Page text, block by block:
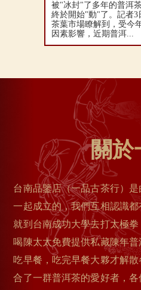
被"冰封"了多年的普洱
終於開始"動"了。記者3
茶葉市場瞭解到，受今
因素影響，近期普洱...
關於
台南品鑒店（一品古茶行）
一起成立的，我們互相認識
就到台南成功大學去打太極
喝陳太太免費提供私藏陳年
吃早餐，吃完早餐大夥才解
合了一群普洱茶的愛好者，